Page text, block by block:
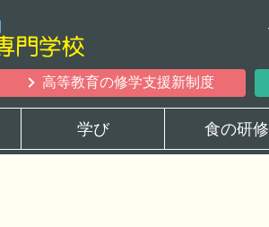
高等教育の修学支援新制度
学び 食の研修